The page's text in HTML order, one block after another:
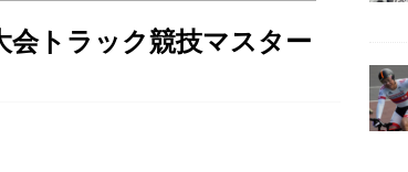
会トラック競技マスター